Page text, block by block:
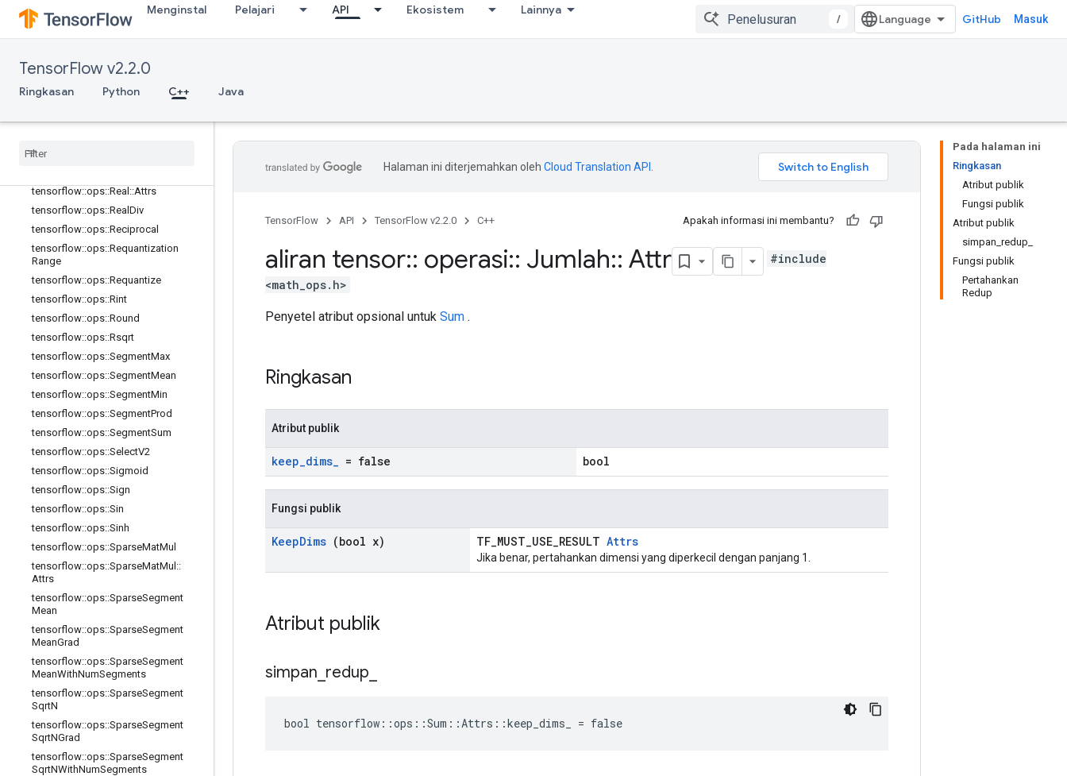
Menginstal Pelajari API Ekosistem Lainnya
/ GitHub Masuk
TensorFlow v2.2.0
Ringkasan Python C++ Java
tensorflow::ops::QuantizedAdd
tensorflow::ops::QuantizedMatMul
Attrs
tensorflow
tensorflow::ops::Real ::Attrs
tensorflow::ops::Real Div
tensorflow::ops::Reciprocal
tensorflow::ops::Requantization
Range
tensorflow::ops::Requantize
tensorflow::ops::Rint
tensorflow::ops::Round
tensorflow::ops::Rsqrt
tensorflow::ops::SegmentMax
tensorflow::ops::SegmentMean
tensorflow::ops::SegmentMin
tensorflow::ops::SegmentProd
tensorflow::ops::SegmentSum
tensorflow::ops::SelectV2
tensorflow::ops::Sigmoid
tensorflow::ops::Sign
tensorflow::ops::Sin
tensorflow::ops::Sinh
tensorflow::ops::SparseMatMul
tensorflow::ops::SparseMatMul ::
Attrs
tensorflow::ops::SparseSegment
Mean
tensorflow::ops::SparseSegment
MeanGrad
tensorflow::ops::SparseSegment
MeanWithNumSegments
tensorflow::ops::SparseSegment
SqrtN
tensorflow::ops::SparseSegment
SqrtNGrad
tensorflow::ops::SparseSegment
SqrtNWithNumSegments
Pada halaman ini
Ringkasan
Atribut publik
Fungsi publik
Atribut publik
simpan_redup_
Fungsi publik
Pertahankan
Redup
Halaman ini diterjemahkan oleh Cloud Translation API
TensorFlow API TensorFlow v2.2.0 C++ Apakah informasi ini membantu?
aliran tensor:: operasi:: Jumlah:: Attr
#include
<math_ops.h>
Penyetel atribut opsional untuk Sum .
Ringkasan
Atribut publik
keep_dims_ = false bool
Fungsi publik
KeepDims (bool x) TF_MUST_USE_RESULT Attrs
Jika benar, pertahankan dimensi yang diperkecil dengan panjang 1.
Atribut publik
simpan redup
bool tensorflow::ops::Sum::Attrs::keep_dims_ = false